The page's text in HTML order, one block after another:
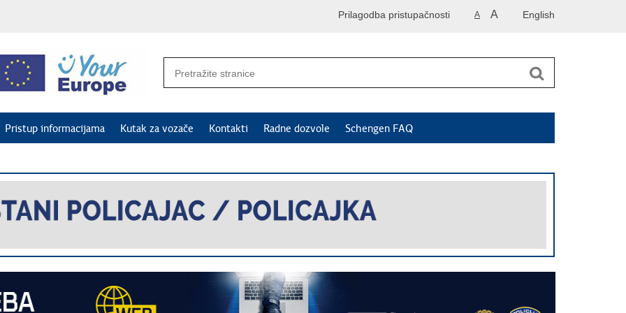
English
A A
Prilagodba pristupačnosti
Pristup informacijama Kutak za vozače Kontakti Radne dozvole Schengen FAQ